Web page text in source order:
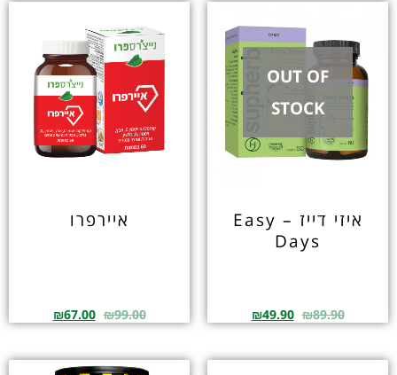
OUT OF
STOCK
איזי דייז – Easy
Days
₪89.90
₪49.90
איירפרו
₪99.00
₪67.00